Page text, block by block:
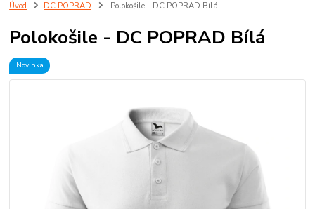
Úvod DC POPRAD Polokošile - DC POPRAD Bílá
Polokošile - DC POPRAD Bílá
Novinka